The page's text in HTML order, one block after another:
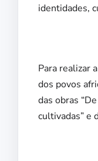
identidades,
Para realizar
dos povos
das obras
cultivadas” e